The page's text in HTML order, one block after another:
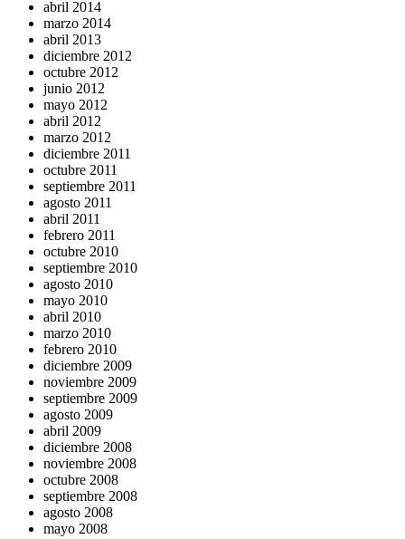
abril 2014
marzo 2014
abril 2013
diciembre 2012
octubre 2012
junio 2012
mayo 2012
abril 2012
marzo 2012
diciembre 2011
octubre 2011
septiembre 2011
agosto 2011
abril 2011
febrero 2011
octubre 2010
septiembre 2010
agosto 2010
mayo 2010
abril 2010
marzo 2010
febrero 2010
diciembre 2009
noviembre 2009
septiembre 2009
agosto 2009
abril 2009
diciembre 2008
noviembre 2008
octubre 2008
septiembre 2008
agosto 2008
mayo 2008